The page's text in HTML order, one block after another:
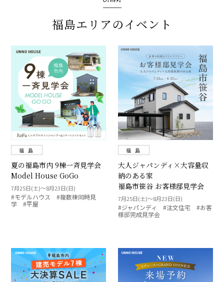
福島エリアのイベント
福 島
夏の福島市内 9棟一斉見学会
Model House GoGo
7月25日(土)〜8月23日(日)
#モデルハウス #複数棟同時見
学 #平屋
福 島
大人ジャパンディ×大容量収
納のある家
福島市笹谷 お客様邸見学会
7月25日(土)～8月23日(日)
#ジャパンディ #注文住宅 #お客
様邸完成見学会